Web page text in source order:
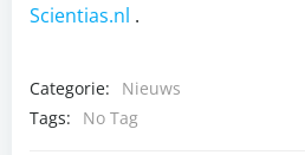
Scientias.nl .
Categorie:
Nieuws
Tags:
No Tag